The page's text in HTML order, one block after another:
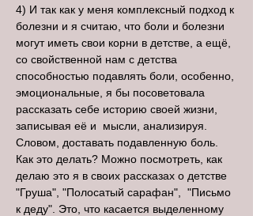
4) И так как у меня комплексный подход к
болезни и я считаю, что боли и болезни
могут иметь свои корни в детстве, а ещё,
со свойственной нам с детства
способностью подавлять боли, особенно,
эмоциональные, я бы посоветовала
рассказать себе историю своей жизни,
записывая её и мысли, анализируя.
Словом, доставать подавленную боль.
Как это делать? Можно посмотреть, как
делаю это я в своих рассказах о детстве
"Груша", "Полосатый сарафан", "Письмо
к деду". Это, что касается выделенному